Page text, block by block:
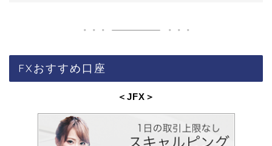
FXおすすめ口座
＜JFX ＞